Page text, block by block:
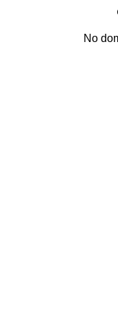
No